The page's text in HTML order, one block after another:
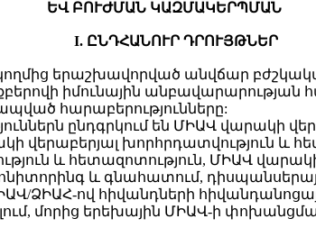
ԵՎ ԲՈՒԺՄԱՆ ԿԱԶՄԱԿԵՐՊՄԱՆ
I. ԸՆԴՀԱՆՈՒՐ ԴՐՈՒՅԹՆԵՐ
կողմից երաշխավորված անվճար
իմունային
հարաբերությունները:
ընդգրկում են ՄԻԱՎ վարակի
խորհրդատվություն և
և հետազոտություն, ՄԻԱՎ
և գնահատում,
ՁԻԱՀ-ով հիվանդների
մորից երեխային ՄԻԱՎ-ի